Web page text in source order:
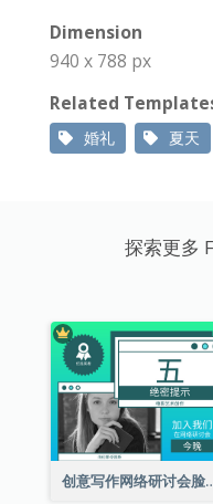
Dimension
940 x 788 px
Related
婚礼 夏天
探索更多
创意写作